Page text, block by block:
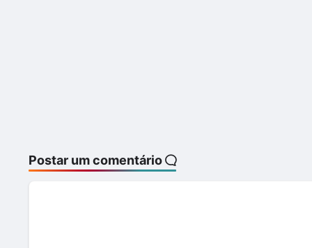
Postar um comentário